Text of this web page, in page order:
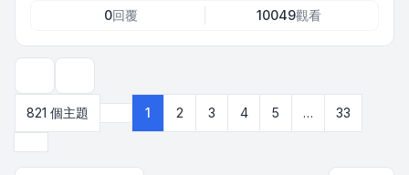
0回覆 10049觀看
821 個主題
第1 頁 (共 33 頁)
1 2 3 4 5 …
33